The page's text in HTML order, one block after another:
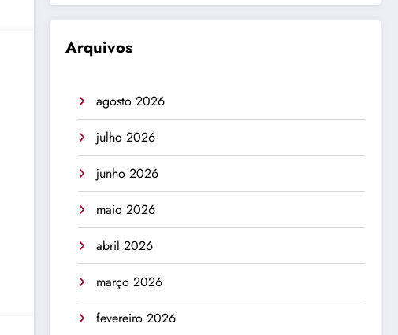
Arquivos
agosto 2026
julho 2026
junho 2026
maio 2026
abril 2026
março 2026
fevereiro 2026